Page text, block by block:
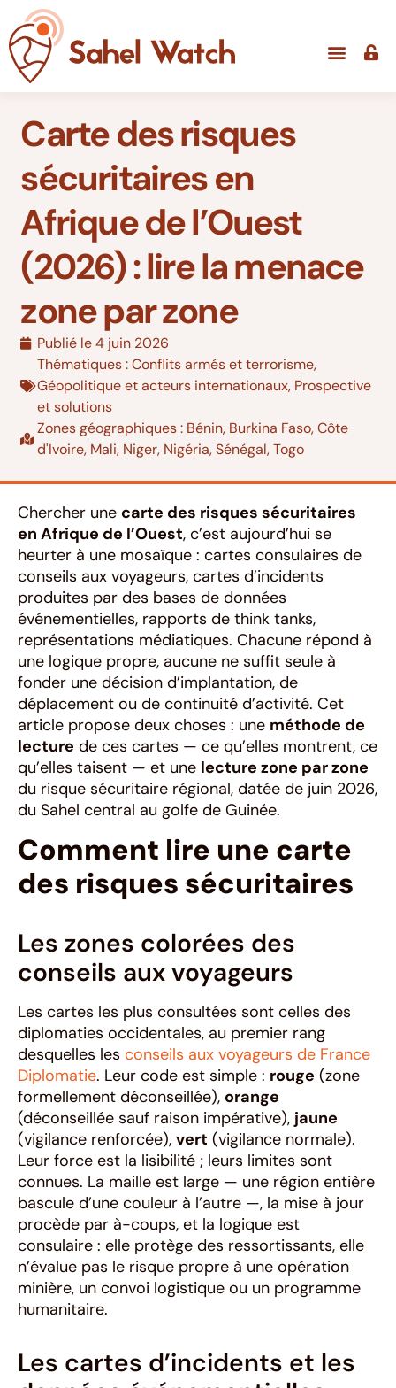
Carte des risques
sécuritaires en
Afrique de l’Ouest
(2026) : lire la menace
zone par zone
Publié le4 juin 2026
Thématiques :Conflits armés et terrorisme,
Géopolitique et acteurs internationaux, Prospective
et solutions
Zones géographiques : Bénin, Burkina Faso,Côte
d'Ivoire, Mali, Niger, Nigéria,Sénégal,Togo
Chercher une carte des risques sécuritaires
en Afrique de l’Ouest, c’est aujourd’hui se
heurter à une mosaïque : cartes consulaires de
conseils aux voyageurs, cartes d’incidents
produites par des bases de données
événementielles, rapports de think tanks,
représentations médiatiques. Chacune répond à
une logique propre, aucune ne suffit seule à
fonder une décision d’implantation, de
déplacement ou de continuité d’activité. Cet
article propose deux choses : une méthode de
lecture de ces cartes — ce qu’elles montrent, ce
qu’elles taisent — et une lecture zone par zone
du risque sécuritaire régional, datée de juin 2026,
du Sahel central au golfe de Guinée.
Comment lire une carte
des risques sécuritaires
Les zones colorées des
conseils aux voyageurs
Les cartes les plus consultées sont celles des
diplomaties occidentales, au premier rang
desquelles les conseils aux voyageurs de France
Diplomatie. Leur code est simple : rouge (zone
formellement déconseillée), orange
(déconseillée sauf raison impérative), jaune
(vigilance renforcée), vert (vigilance normale).
Leur force est la lisibilité ; leurs limites sont
connues. La maille est large — une région entière
bascule d’une couleur à l’autre —, la mise à jour
procède par à-coups, et la logique est
consulaire : elle protège des ressortissants, elle
n’évalue pas le risque propre à une opération
minière, un convoi logistique ou un programme
humanitaire.
Les cartes d’incidents et les